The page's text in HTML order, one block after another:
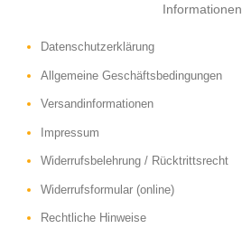
Informationen
Datenschutzerklärung
Allgemeine Geschäftsbedingungen
Versandinformationen
Impressum
Widerrufsbelehrung / Rücktrittsrecht
Widerrufsformular (online)
Rechtliche Hinweise